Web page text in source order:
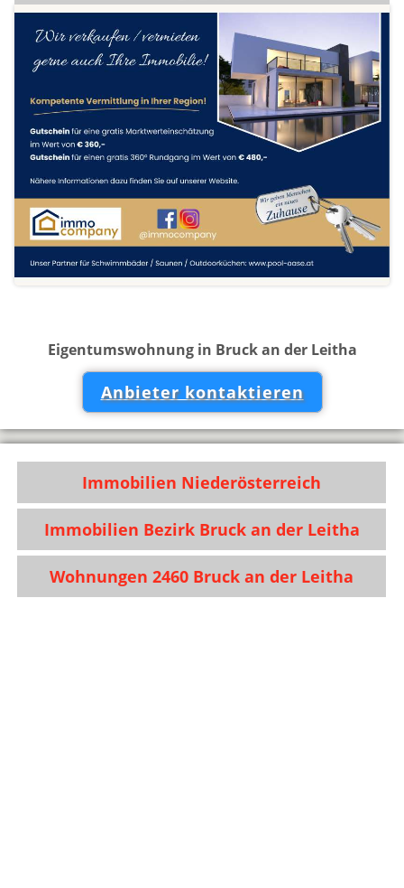
Eigentumswohnung in Bruck an der Leitha
Anbieter kontaktieren
Immobilien Niederösterreich
Immobilien Bezirk Bruck an der Leitha
Wohnungen 2460 Bruck an der Leitha